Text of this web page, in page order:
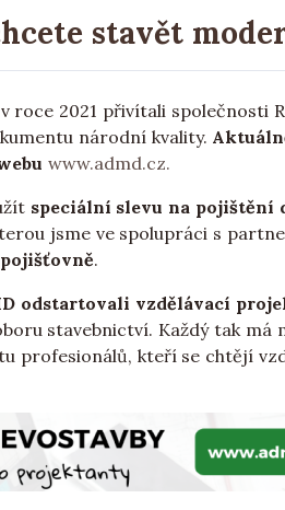
stavět
roce 2021 přivítali společnosti
národní kvality.
www.admd.cz.
speciální slevu na pojištění
jsme ve spolupráci s
.
odstartovali vzdělávací
stavebnictví. Každý tak
profesionálů, kteří se chtějí